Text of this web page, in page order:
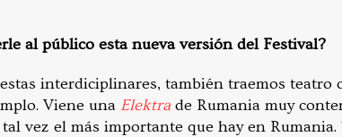
al público esta nueva versión del Festival?
interdiciplinares, también traemos teatro
Viene una Elektra de Rumania muy
vez el más importante que hay en Rumania.